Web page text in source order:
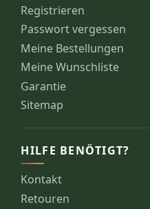
Registrieren
Passwort vergessen
Meine Bestellungen
Meine Wunschliste
Garantie
Sitemap
HILFE BENÖTIGT?
Kontakt
Retouren